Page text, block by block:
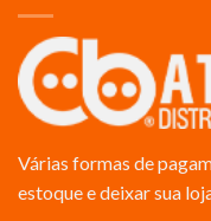
Várias formas de
estoque e deixar sua